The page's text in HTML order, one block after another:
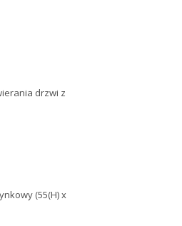
drzwi z
(55(H) x